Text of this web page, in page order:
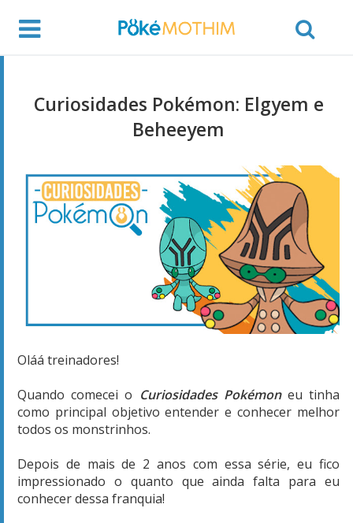
Curiosidades Pokémon: Elgyem e
Beheeyem
Oláá treinadores!
Quando comecei o Curiosidades Pokémoneu tinha
como principal objetivo entender e conhecer melhor
todos os monstrinhos.
Depois de mais de 2 anos com essa série, eu fico
impressionado o quanto que ainda falta para eu
conhecer dessa franquia!